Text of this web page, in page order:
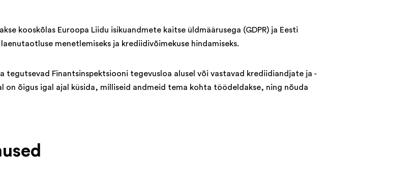
kooskõlas Euroopa Liidu isikuandmete kaitse üldmäärusega (GDPR) ja Eesti
menetlemiseks ja krediidivõimekuse hindamiseks.
tegutsevad Finantsinspektsiooni tegevusloa alusel või vastavad krediidiandjate ja -
on õigus igal ajal küsida, milliseid andmeid tema kohta töödeldakse, ning nõuda